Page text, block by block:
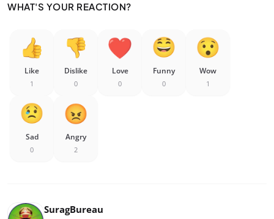
WHAT'S YOUR REACTION?
Like
1
Dislike
0
Love
0
Funny
0
Wow
1
Sad
0
Angry
2
SuragBureau